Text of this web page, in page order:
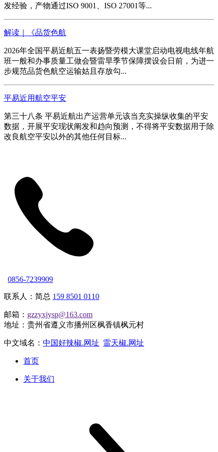
发经验，产物通过ISO 9001、ISO 27001等...
解读｜《品货色航
2026年全国平易近航五一表扬暨劳模大课堂启动电视电线年航
班一般和办事质量工做会暨雷旱季节保障摆设会日前，为进一
步规范品货色航空运输姑且存放勾...
平易近用航空平安
第三十八条 平易近航出产运营单元该当充实操纵收集的平安
数据，开展平安现状阐发和趋向预测，不得将平安数据用于除
改良航空平安以外的其他任何目标...
0856-7239909
联系人：简总 159 8501 0110
邮箱： gzzyxjysp@163.com
地址：贵州省遵义市播州区枫香镇枫元村
中文域名： 中国好辣椒.网址 雷天椒.网址
首页
关于我们